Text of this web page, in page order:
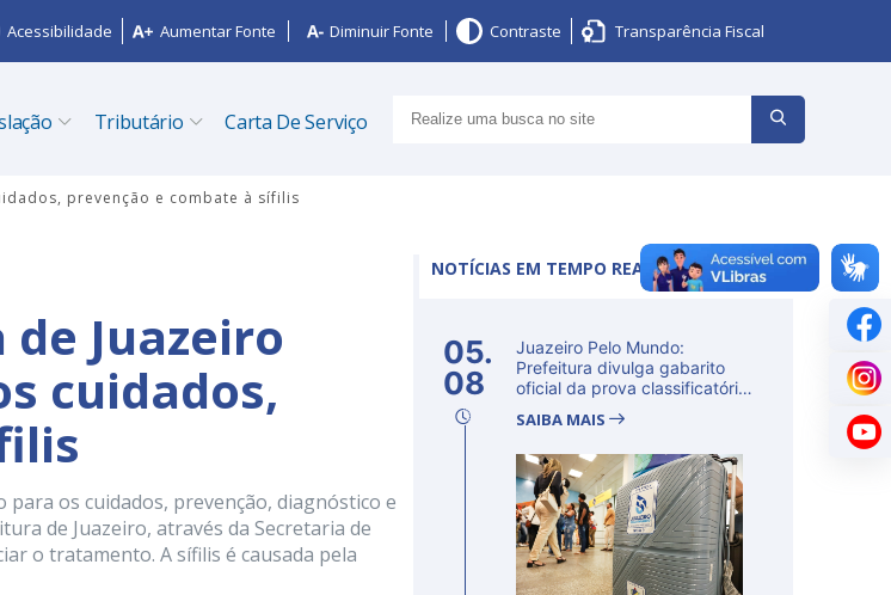
Acessibilidade Aumentar Fonte Diminuir Fonte Contraste Transparência Fiscal
Tributário Carta De Serviço
prevenção e combate à sífilis
Juazeiro
cuidados,
os cuidados, prevenção, diagnóstico e
de Juazeiro, através da Secretaria de
o tratamento. A sífilis é causada pela
NOTÍCIAS EM TEMPO REAL
05.
08
Juazeiro Pelo Mundo:
Prefeitura divulga gabarito
oficial da prova classificatória
SAIBA MAIS